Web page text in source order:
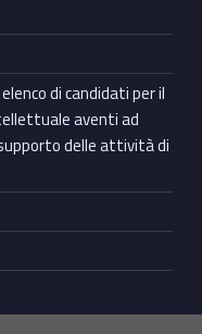
di candidati per il
aventi ad
delle attività di